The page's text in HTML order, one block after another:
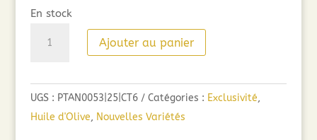
En stock
Ajouter au panier
UGS : PTAN0053|25|CT6 Catégories : Exclusivité,
Huile d'Olive, Nouvelles Variétés